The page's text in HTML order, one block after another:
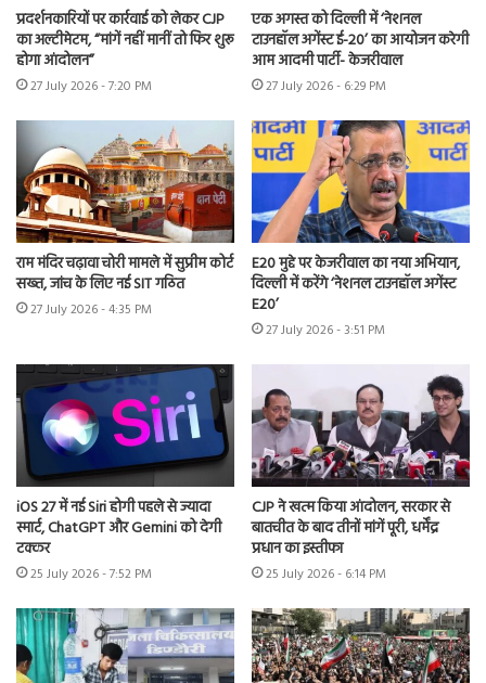
प्रदर्शनकारियों पर कार्रवाई को लेकर CJP
का अल्टीमेटम, “मांगें नहीं मानीं तो फिर शुरू
होगा आंदोलन”
27 July 2026 - 7:20 PM
एक अगस्त को दिल्ली में ‘नेशनल
टाउनहॉल अगेंस्ट ई-20’ का आयोजन करेगी
आम आदमी पार्टी- केजरीवाल
27 July 2026 - 6:29 PM
राम मंदिर चढ़ावा चोरी मामले में सुप्रीम कोर्ट
सख्त, जांच के लिए नई SIT गठित
27 July 2026 - 4:35 PM
E20 मुद्दे पर केजरीवाल का नया अभियान,
दिल्ली में करेंगे ‘नेशनल टाउनहॉल अगेंस्ट
E20’
27 July 2026 - 3:51 PM
iOS 27 में नई Siri होगी पहले से ज्यादा
स्मार्ट, ChatGPT और Gemini को देगी
टक्कर
25 July 2026 - 7:52 PM
CJP ने खत्म किया आंदोलन, सरकार से
बातचीत के बाद तीनों मांगें पूरी, धर्मेंद्र
प्रधान का इस्तीफा
25 July 2026 - 6:14 PM